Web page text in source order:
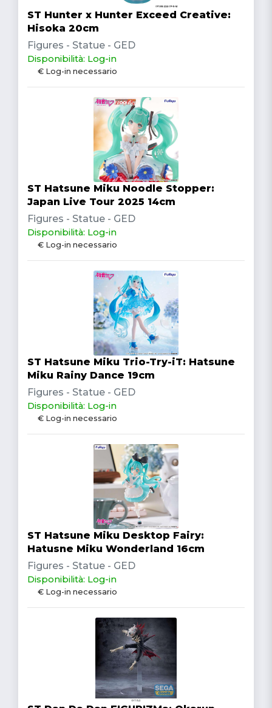
ST Hunter x Hunter Exceed Creative:
Hisoka 20cm
Figures - Statue - GED
Disponibilità: Log-in
€ Log-in necessario
ST Hatsune Miku Noodle Stopper:
Japan Live Tour 2025 14cm
Figures - Statue - GED
Disponibilità: Log-in
€ Log-in necessario
ST Hatsune Miku Trio-Try-iT: Hatsune
Miku Rainy Dance 19cm
Figures - Statue - GED
Disponibilità: Log-in
€ Log-in necessario
ST Hatsune Miku Desktop Fairy:
Hatusne Miku Wonderland 16cm
Figures - Statue - GED
Disponibilità: Log-in
€ Log-in necessario